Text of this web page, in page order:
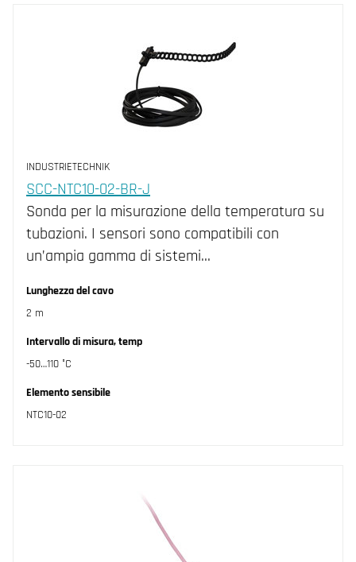
INDUSTRIETECHNIK
SCC-NTC10-02-BR-J
Sonda per la misurazione della temperatura su
tubazioni. I sensori sono compatibili con
un’ampia gamma di sistemi…
Lunghezza del cavo
2 m
Intervallo di misura, temp
-50…110 °C
Elemento sensibile
NTC10-02